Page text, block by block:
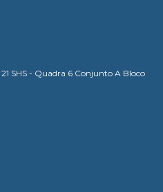
SHS - Quadra 6 Conjunto A Bloco